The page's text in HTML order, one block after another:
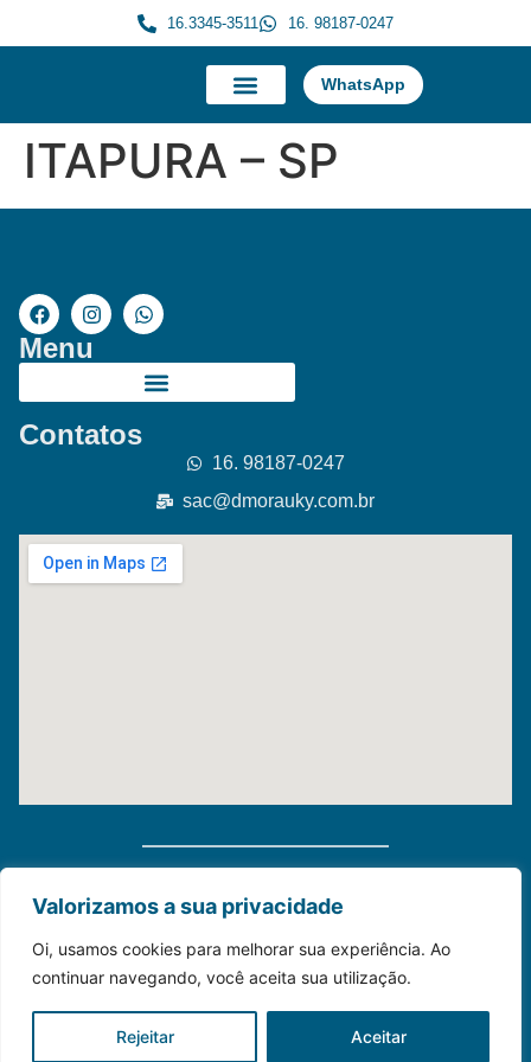
Valorizamos a sua privacidade
Oi, usamos cookies para melhorar sua experiência. Ao
continuar navegando, você aceita sua utilização.
Rejeitar Aceitar
16.3345-3511 16. 98187-0247
WhatsApp
ITAPURA – SP
Menu
Contatos
16. 98187-0247
sac@dmorauky.com.br
Distribuidora Morauky 2025. Todos Os Direitos